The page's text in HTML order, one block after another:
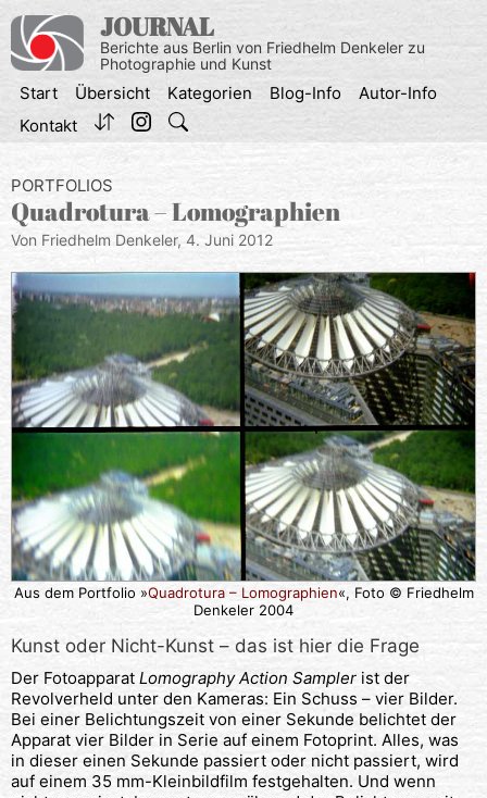
Inhalt
springen
JOURNAL
Berichte aus Berlin von Friedhelm Denkeler zu
Photographie und Kunst
Start Übersicht Kategorien Blog-Info
Autor-Info
Kontakt
PORTFOLIOS
Quadrotura – Lomographien
Von Friedhelm Denkeler, 4. Juni 2012
Aus dem Portfolio »Quadrotura – Lomographien«, Foto © Friedhelm
Denkeler 2004
Kunst oder Nicht-Kunst – das ist hier die Frage
Der Fotoapparat Lomography Action Sampler ist der
Revolverheld unter den Kameras: Ein Schuss – vier Bilder.
Bei einer Belichtungszeit von einer Sekunde belichtet der
Apparat vier Bilder in Serie auf einem Fotoprint. Alles, was
in dieser einen Sekunde passiert oder nicht passiert, wird
auf einem 35 mm-Kleinbildfilm festgehalten. Und wenn